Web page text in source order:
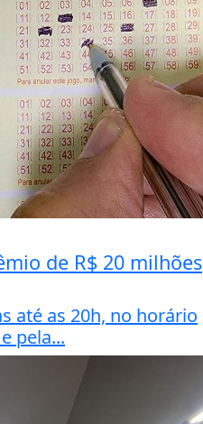
de R$ 20 milhões
até as 20h, no horário
pela...